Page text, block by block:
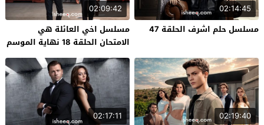
02:14:45
مسلسل حلم اشرف الحلقة 47
02:09:42
مسلسل اخي العائلة هي
الامتحان الحلقة 18 نهاية الموسم
02:19:40
02:17:11